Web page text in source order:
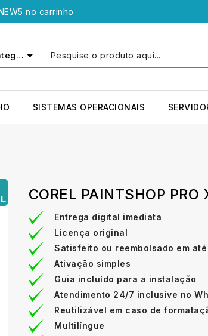
no carrinho
SISTEMAS OPERACIONAIS
COREL PAINTSHOP PRO
Entrega digital imediata
Licença original
Satisfeito ou reembolsado em
Ativação simples
Guia incluído para a instalação
Atendimento 24/7 inclusive no
Reutilizável em caso de
Multilíngue